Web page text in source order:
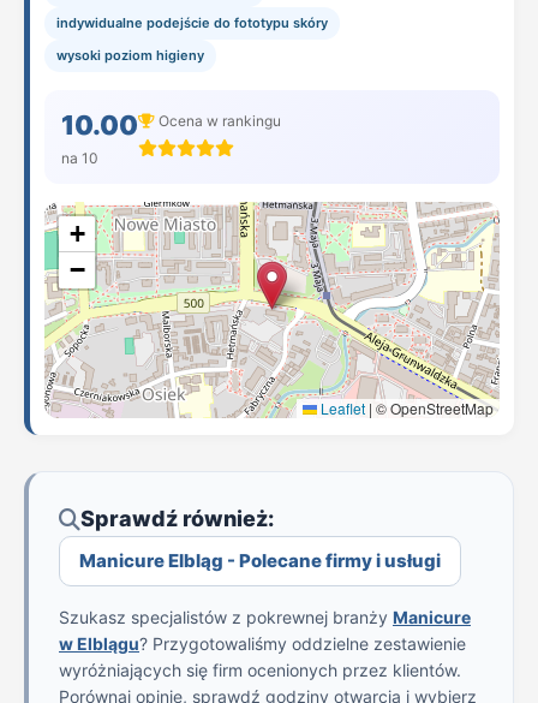
indywidualne podejście do fototypu skóry
wysoki poziom higieny
10.00
na 10
Ocena w rankingu
+
−
Leaflet | © OpenStreetMap
Sprawdź również:
Manicure Elbląg - Polecane firmy i usługi
Szukasz specjalistów z pokrewnej branży Manicure
w Elblągu? Przygotowaliśmy oddzielne zestawienie
wyróżniających się firm ocenionych przez klientów.
Porównaj opinie, sprawdź godziny otwarcia i wybierz